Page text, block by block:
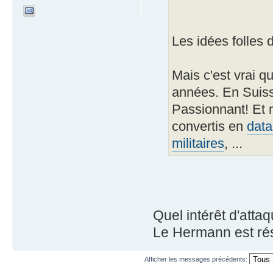
Les idées folles
Mais c'est vrai
années. En
Passionnant! Et
convertis en
militaires, ...
Quel intérêt
Le Hermann est
Afficher les messages précédents: